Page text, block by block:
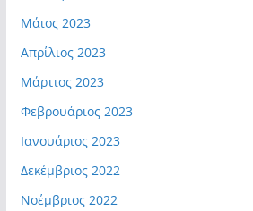
Μάιος 2023
Απρίλιος 2023
Μάρτιος 2023
Φεβρουάριος 2023
Ιανουάριος 2023
Δεκέμβριος 2022
Νοέμβριος 2022